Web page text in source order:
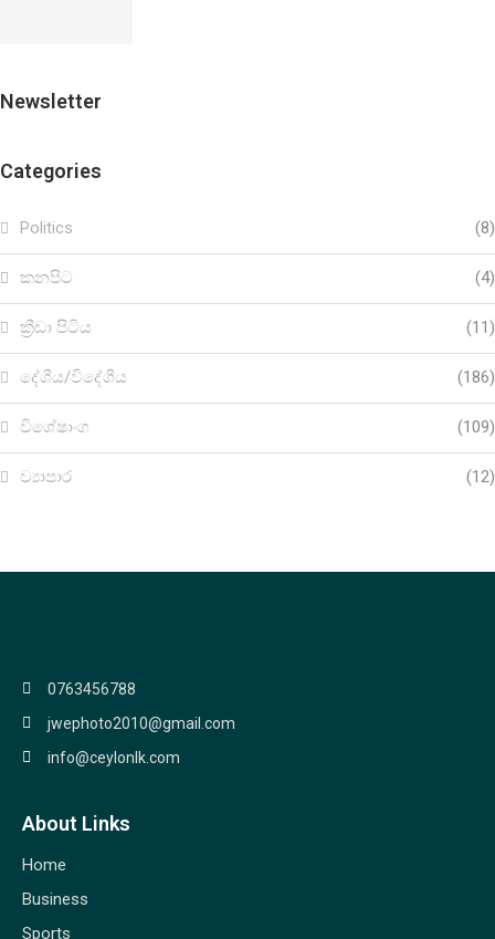
Newsletter
Categories
Politics (8)
කනපිට (4)
ක්‍රීඩා පිටිය (11)
දේශීය/විදේශීය (186)
විශේෂාංග (109)
ව්‍යාපාර (12)
0763456788
jwephoto2010@gmail.com
info@ceylonlk.com
About Links
Home
Business
Sports